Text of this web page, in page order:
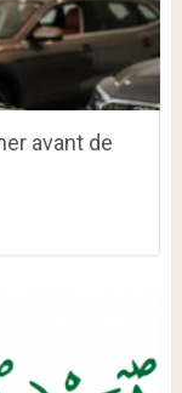
avant de